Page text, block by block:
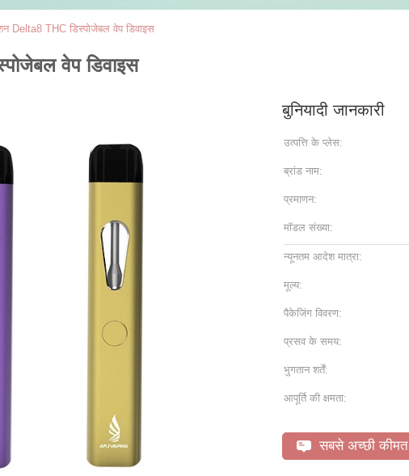
Delta8 THC डिस्पोजेबल वेप डिवाइस
वेप डिवाइस
बुनियादी जानकारी
उत्पत्ति के प्लेस:
ब्रांड नाम:
प्रमाणन:
मॉडल संख्या:
न्यूनतम आदेश मात्रा:
मूल्य:
पैकेजिंग विवरण:
प्रसव के समय:
भुगतान शर्तें:
आपूर्ति की क्षमता:
सबसे अच्छी कीमत